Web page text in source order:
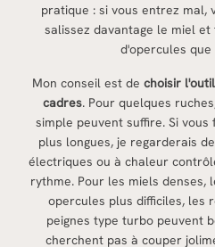
pratique : si vous entrez mal,
salissez davantage le miel
d'opercules que
Mon conseil est de choisir
cadres. Pour quelques
simple peuvent suffire. Si vous
plus longues, je regarderais
électriques ou à chaleur
rythme. Pour les miels denses,
opercules plus difficiles, les
peignes type turbo peuvent
cherchent pas à couper